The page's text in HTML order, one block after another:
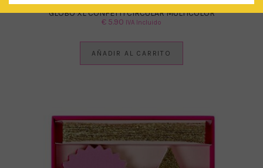
GLOBO XL CONFETTI CIRCULAR MULTICOLOR
€ 5.90 IVA Incluido
AÑADIR AL CARRITO